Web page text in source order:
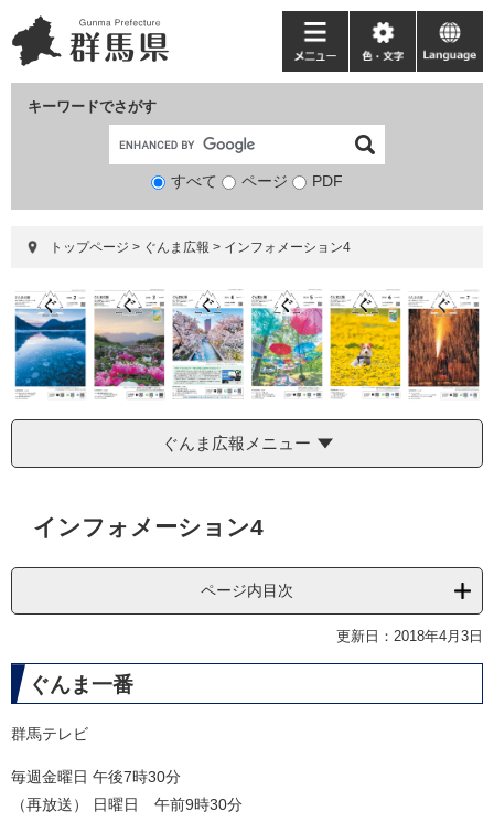
ー
ジ
ニ
ュ
て
キーワードでさがす
検
象
すべて ページ PDF
メ
ニ
ー
色・
文
language
トップページ > ぐんま広報 > インフォメーション4
ぐんま広報メニュー
インフォメーション4
ページ内目次
更新日：2018年4月3日
ぐんま一番
群馬テレビ
毎週金曜日 午後7時30分
（再放送） 日曜日 午前9時30分